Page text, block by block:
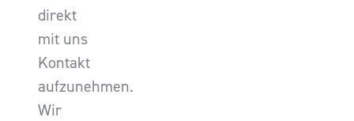
direkt
mit uns
Kontakt
aufzunehmen.
Wir